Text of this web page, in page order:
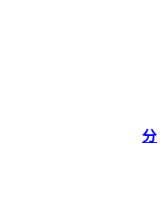
分